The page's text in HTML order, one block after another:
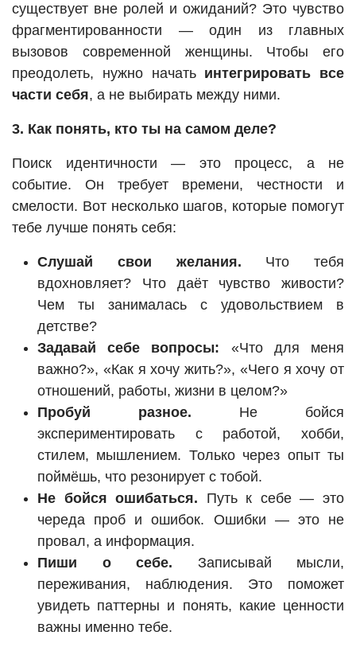
существует вне ролей и ожиданий? Это чувство
фрагментированности — один из главных
вызовов современной женщины. Чтобы его
преодолеть, нужно начать интегрировать все
части себя, а не выбирать между ними.
3. Как понять, кто ты на самом деле?
Поиск идентичности — это процесс, а не
событие. Он требует времени, честности и
смелости. Вот несколько шагов, которые помогут
тебе лучше понять себя:
Слушай свои желания. Что тебя
вдохновляет? Что даёт чувство живости?
Чем ты занималась с удовольствием в
детстве?
Задавай себе вопросы: «Что для меня
важно?», «Как я хочу жить?», «Чего я хочу от
отношений, работы, жизни в целом?»
Пробуй разное. Не бойся
экспериментировать с работой, хобби,
стилем, мышлением. Только через опыт ты
поймёшь, что резонирует с тобой.
Не бойся ошибаться. Путь к себе — это
череда проб и ошибок. Ошибки — это не
провал, а информация.
Пиши о себе. Записывай мысли,
переживания, наблюдения. Это поможет
увидеть паттерны и понять, какие ценности
важны именно тебе.